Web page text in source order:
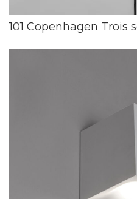
101 Copenhagen Trois